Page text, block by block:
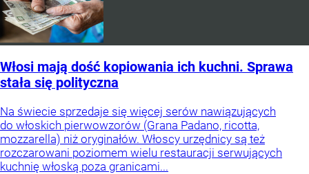
Włosi mają dość kopiowania ich kuchni. Sprawa
stała się polityczna
Na świecie sprzedaje się więcej serów nawiązujących
do włoskich pierwowzorów (Grana Padano, ricotta,
mozzarella) niż oryginałów. Włoscy urzędnicy są też
rozczarowani poziomem wielu restauracji serwujących
kuchnię włoską poza granicami...